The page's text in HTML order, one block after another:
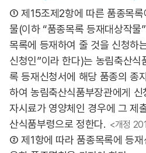
① 제15조제2항에 따른 품종목
물(이하 “품종목록 등재대상작물
목록에 등재하여 줄 것을 신청하
신청인”이라 한다)는 농림축산
록 등재신청서에 해당 품종의
하여 농림축산식품부장관에게
자시료가 영양체인 경우에 그 제
산식품부령으로 정한다. <개정
② 제1항에 따라 품종목록에 등